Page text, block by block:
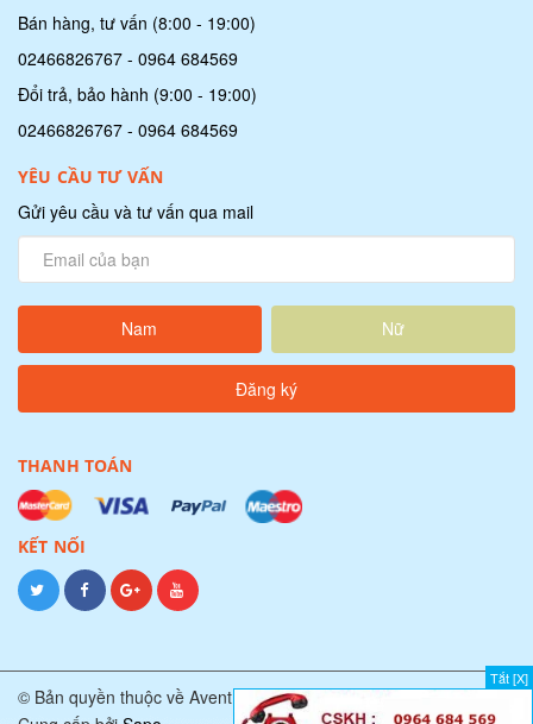
Bán hàng, tư vấn (8:00 - 19:00)
02466826767 - 0964 684569
Đổi trả, bảo hành (9:00 - 19:00)
02466826767 - 0964 684569
YÊU CẦU TƯ VẤN
Gửi yêu cầu và tư vấn qua mail
Nam Nữ
THANH TOÁN
KẾT NỐI
© Bản quyền thuộc về Avent Team.
Tắt [X]